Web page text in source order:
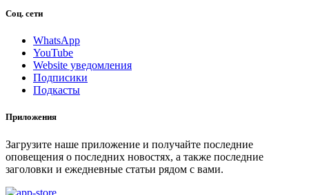
Соц. сети
WhatsApp
YouTube
Website уведомления
Подписики
Подкасты
Приложения
Загрузите наше приложение и получайте последние
оповещения о последних новостях, а также последние
заголовки и ежедневные статьи рядом с вами.